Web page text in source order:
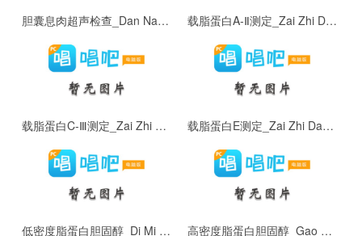
胆囊息肉超声检查_Dan Nang Xi Rou Chao Sheng Jian Cha 载脂蛋白A-Ⅱ测定_Zai Zhi Dan Bai A - Ⅱ
载脂蛋白C-Ⅲ测定_Zai Zhi Dan Bai C - Ⅲ 载脂蛋白E测定_Zai Zhi Dan Bai E
低密度脂蛋白胆固醇_Di Mi Du Zhi Dan Bai Dan Gu Chun 高密度脂蛋白胆固醇_Gao Mi Du Zhi Dan Bai Dan Gu Chun